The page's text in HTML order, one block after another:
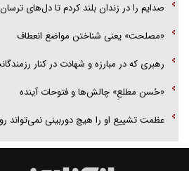
صدایم را در زندان بلند کردم تا دل‌های
«مصلحت» یعنی شناختن مواضع انعطاف
رهبری که در مبارزه و شهادت در کنار
«حُسن مطلعِ» چالش‌ها و فتوحات آینده
عظمت تشییع او را هیچ دوربینی نمی‌تواند